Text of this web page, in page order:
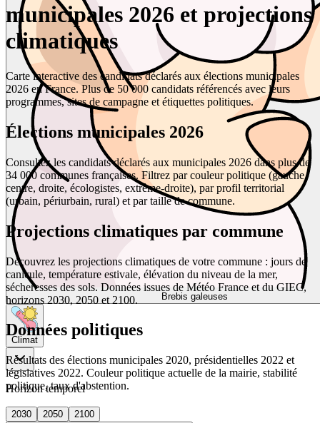
Brebis galeuses
Climat
Horizon temporel
2030 2050
2100
municipales 2026 et projections
climatiques
Carte interactive des candidats déclarés aux élections municipales
2026 en France. Plus de 50 000 candidats référencés avec leurs
programmes, sites de campagne et étiquettes politiques.
Élections municipales 2026
Consultez les candidats déclarés aux municipales 2026 dans plus de
34 000 communes françaises. Filtrez par couleur politique (gauche,
centre, droite, écologistes, extrême-droite), par profil territorial
(urbain, périurbain, rural) et par taille de commune.
Projections climatiques par commune
Découvrez les projections climatiques de votre commune : jours de
canicule, température estivale, élévation du niveau de la mer,
sécheresses des sols. Données issues de Météo France et du GIEC,
horizons 2030, 2050 et 2100.
Données politiques
Résultats des élections municipales 2020, présidentielles 2022 et
législatives 2022. Couleur politique actuelle de la mairie, stabilité
politique, taux d'abstention.